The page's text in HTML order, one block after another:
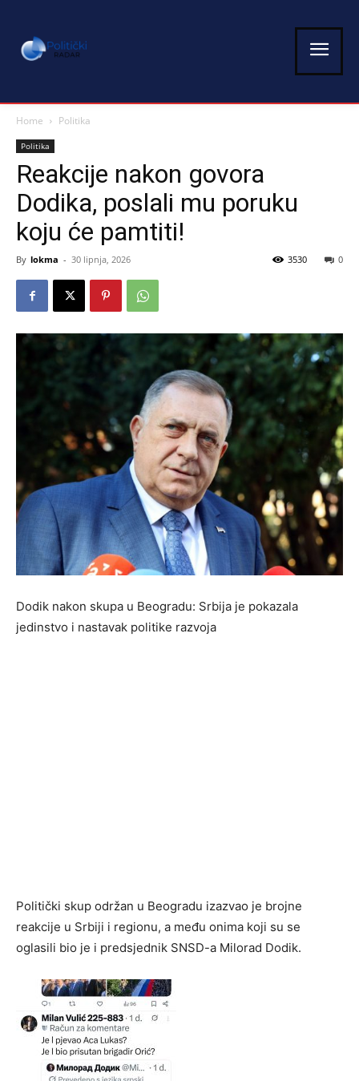
Home Politika
Politika
Reakcije nakon govora
Dodika, poslali mu poruku
koju će pamtiti!
By lokma - 30 lipnja, 2026 0
3530
Dodik nakon skupa u Beogradu: Srbija je pokazala
jedinstvo i nastavak politike razvoja
Politički skup održan u Beogradu izazvao je brojne
reakcije u Srbiji i regionu, a među onima koji su se
oglasili bio je i predsjednik SNSD-a Milorad Dodik.